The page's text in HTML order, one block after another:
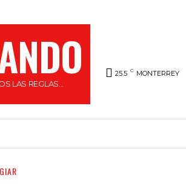
LAS REGLAS...
25.5 C MONTERREY